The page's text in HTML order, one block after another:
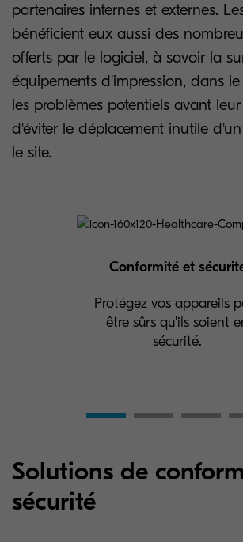
partenaires internes et externes.
bénéficient eux aussi des
offerts par le logiciel, à savoir la
équipements d'impression, dans
les problèmes potentiels avant
d'éviter le déplacement inutile
le site.
Conformité et
Protégez vos appareils
être sûrs qu'ils soient
sécurité.
Solutions de
sécurité